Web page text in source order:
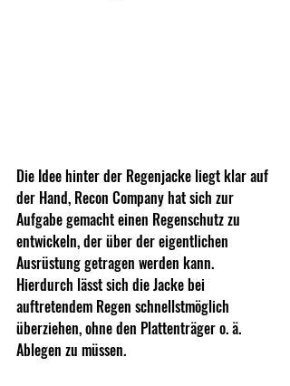
Die Idee hinter der Regenjacke liegt klar auf
der Hand, Recon Company hat sich zur
Aufgabe gemacht einen Regenschutz zu
entwickeln, der über der eigentlichen
Ausrüstung getragen werden kann.
Hierdurch lässt sich die Jacke bei
auftretendem Regen schnellstmöglich
überziehen, ohne den Plattenträger o. ä.
Ablegen zu müssen.